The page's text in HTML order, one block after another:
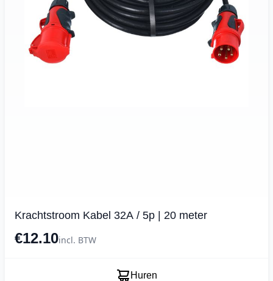
Krachtstroom Kabel 32A / 5p | 20 meter
€12.10incl. BTW
Huren